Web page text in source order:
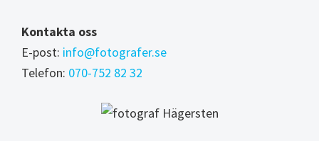
Kontakta oss
E-post: info@fotografer.se
Telefon: 070-752 82 32